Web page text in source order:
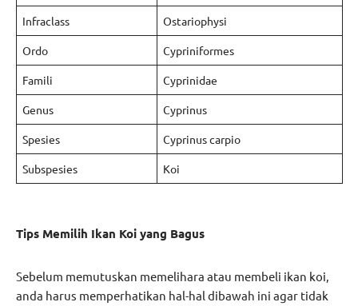
Infraclass Ostariophysi
Ordo Cypriniformes
Famili Cyprinidae
Genus Cyprinus
Spesies Cyprinus carpio
Subspesies Koi
Tips Memilih Ikan Koi yang Bagus
Sebelum memutuskan memelihara atau membeli ikan koi,
anda harus memperhatikan hal-hal dibawah ini agar tidak